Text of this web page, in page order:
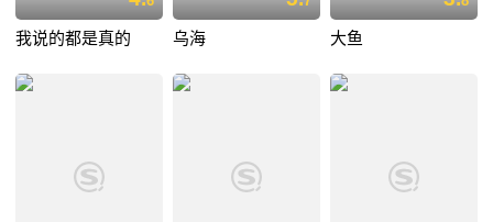
我说的都是真的 乌海 大鱼